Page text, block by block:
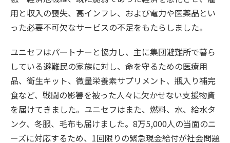
用と収入の喪失、高インフレ、および電力や医薬品とい
った必要不可欠なサービスの不足をもたらしました。
ユニセフはパートナーと協力し、主に集団避難所で暮ら
している避難民の家族に対し、命を守るための医療用
品、衛生キット、微量栄養素サプリメント、瓶入り補完
食など、戦闘の影響を被った人々に欠かせない支援物資
を届けてきました。ユニセフはまた、燃料、水、給水タ
ンク、冬服、毛布も届けました。8万5,000人の当面のニ
ーズに対応するため、1回限りの緊急現金給付が社会問題